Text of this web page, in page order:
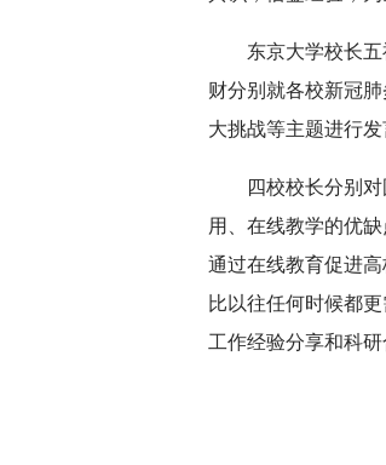
东京大学校长
财分别就各校新冠
大挑战等主题进行发
四校校长分别
用、在线教学的优
通过在线教育促进
比以往任何时候都
工作经验分享和科研